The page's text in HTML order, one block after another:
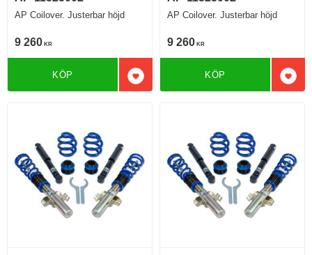
AP Coilover. Justerbar höjd
9 260 KR
Lägg till i favoriter
KÖP
AP Coilover. Justerbar höjd
9 260 KR
KÖP